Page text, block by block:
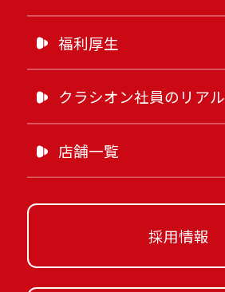
福利厚生
クラシオン社員のリアル
店舗一覧
採用情報